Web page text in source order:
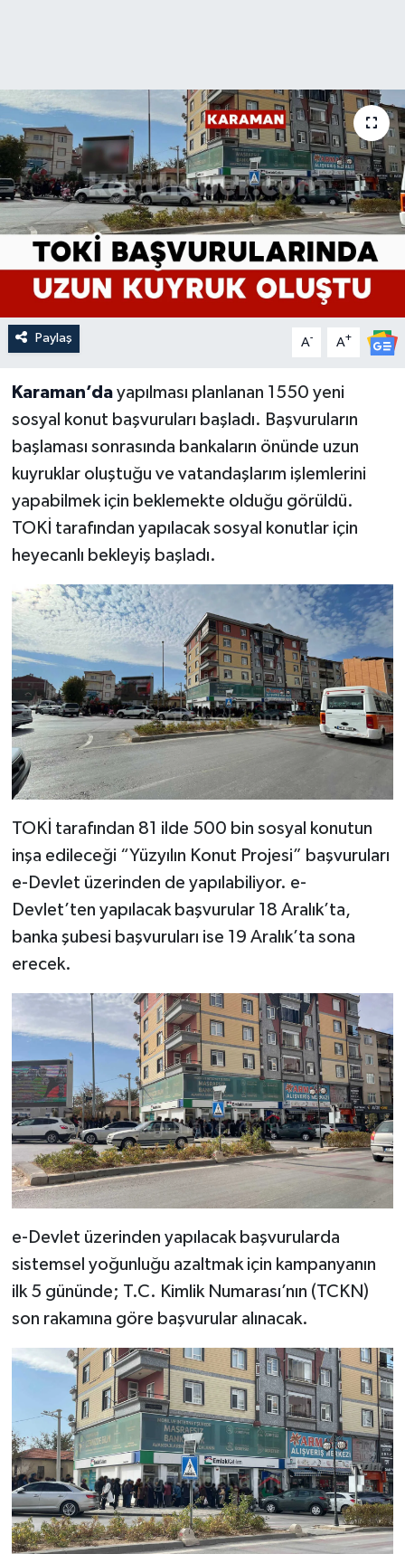
Paylaş A- A+
Karaman’da yapılması planlanan 1550 yeni
sosyal konut başvuruları başladı. Başvuruların
başlaması sonrasında bankaların önünde uzun
kuyruklar oluştuğu ve vatandaşlarım işlemlerini
yapabilmek için beklemekte olduğu görüldü.
TOKİ tarafından yapılacak sosyal konutlar için
heyecanlı bekleyiş başladı.
TOKİ tarafından 81 ilde 500 bin sosyal konutun
inşa edileceği “Yüzyılın Konut Projesi” başvuruları
e-Devlet üzerinden de yapılabiliyor. e-
Devlet’ten yapılacak başvurular 18 Aralık’ta,
banka şubesi başvuruları ise 19 Aralık’ta sona
erecek.
e-Devlet üzerinden yapılacak başvurularda
sistemsel yoğunluğu azaltmak için kampanyanın
ilk 5 gününde; T.C. Kimlik Numarası’nın (TCKN)
son rakamına göre başvurular alınacak.